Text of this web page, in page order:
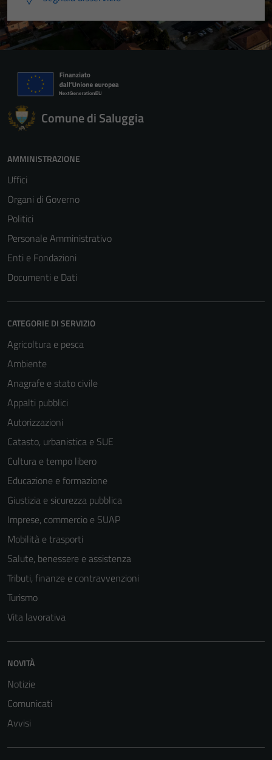
Comune di Saluggia
AMMINISTRAZIONE
Uffici
Organi di Governo
Politici
Personale Amministrativo
Enti e Fondazioni
Documenti e Dati
CATEGORIE DI SERVIZIO
Agricoltura e pesca
Ambiente
Anagrafe e stato civile
Appalti pubblici
Autorizzazioni
Catasto, urbanistica e SUE
Cultura e tempo libero
Educazione e formazione
Giustizia e sicurezza pubblica
Imprese, commercio e SUAP
Mobilità e trasporti
Salute, benessere e assistenza
Tributi, finanze e contravvenzioni
Turismo
Vita lavorativa
NOVITÀ
Notizie
Comunicati
Avvisi